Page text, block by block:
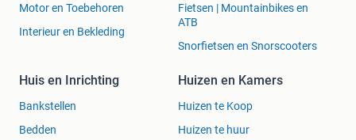
Motor en Toebehoren
Interieur en Bekleding
Fietsen | Mountainbikes en
ATB
Snorfietsen en Snorscooters
Huis en Inrichting
Bankstellen
Bedden
Huizen en Kamers
Huizen te Koop
Huizen te huur